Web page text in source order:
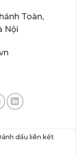
Toàn,
Nội
dấu liên kết